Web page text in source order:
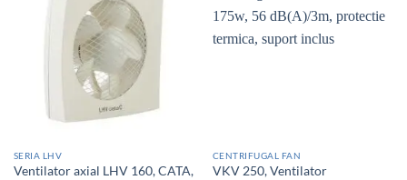
SERIA LHV
Ventilator axial LHV 160, CATA,
wishlist
CENTRIFUGAL FAN
VKV 250, Ventilator